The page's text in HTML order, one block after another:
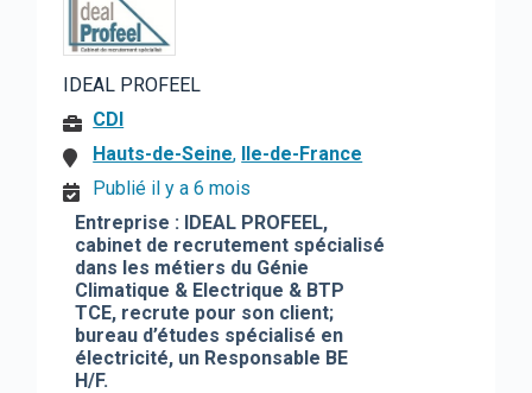
IDEAL PROFEEL
CDI
Hauts-de-Seine, Ile-de-France
Publié il y a 6 mois
Entreprise : IDEAL PROFEEL,
cabinet de recrutement spécialisé
dans les métiers du Génie
Climatique & Electrique & BTP
TCE, recrute pour son client;
bureau d’études spécialisé en
électricité, un Responsable BE
H/F.